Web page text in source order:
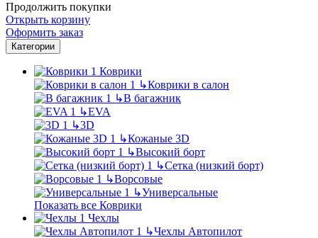
Продолжить покупки
Открыть корзину
Оформить заказ
Категории
Коврики
↳Коврики в салон
↳В багажник
↳EVA
↳3D
↳Кожаные 3D
↳Высокий борт
↳Сетка (низкий борт)
↳Ворсовые
↳Универсальные
Показать все Коврики
Чехлы
↳Чехлы Автопилот